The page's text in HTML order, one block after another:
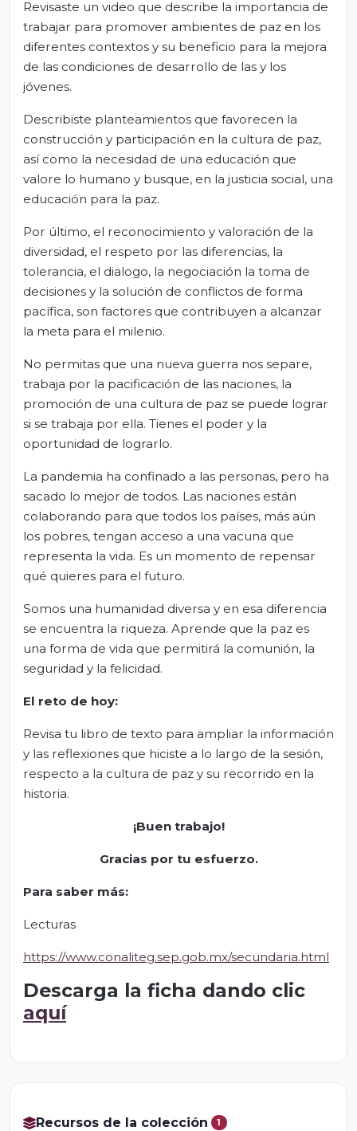
Revisaste un video que describe la importancia de
trabajar para promover ambientes de paz en los
diferentes contextos y su beneficio para la mejora
de las condiciones de desarrollo de las y los
jóvenes.
Describiste planteamientos que favorecen la
construcción y participación en la cultura de paz,
así como la necesidad de una educación que
valore lo humano y busque, en la justicia social, una
educación para la paz.
Por último, el reconocimiento y valoración de la
diversidad, el respeto por las diferencias, la
tolerancia, el dialogo, la negociación la toma de
decisiones y la solución de conflictos de forma
pacífica, son factores que contribuyen a alcanzar
la meta para el milenio.
No permitas que una nueva guerra nos separe,
trabaja por la pacificación de las naciones, la
promoción de una cultura de paz se puede lograr
si se trabaja por ella. Tienes el poder y la
oportunidad de lograrlo.
La pandemia ha confinado a las personas, pero ha
sacado lo mejor de todos. Las naciones están
colaborando para que todos los países, más aún
los pobres, tengan acceso a una vacuna que
representa la vida. Es un momento de repensar
qué quieres para el futuro.
Somos una humanidad diversa y en esa diferencia
se encuentra la riqueza. Aprende que la paz es
una forma de vida que permitirá la comunión, la
seguridad y la felicidad.
El reto de hoy:
Revisa tu libro de texto para ampliar la información
y las reflexiones que hiciste a lo largo de la sesión,
respecto a la cultura de paz y su recorrido en la
historia.
¡Buen trabajo!
Gracias por tu esfuerzo.
Para saber más:
Lecturas
https://www.conaliteg.sep.gob.mx/secundaria.html
Descarga la ficha dando clic
aquí
Recursos de la colección 1